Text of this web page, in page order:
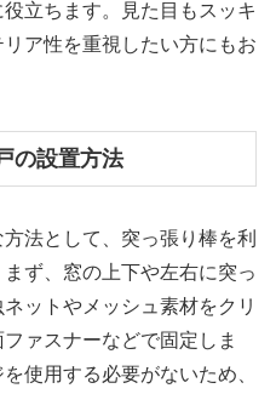
立ちます。見た目もスッキ
ア性を重視したい方にもお
の設置方法
法として、突っ張り棒を利
ず、窓の上下や左右に突っ
ットやメッシュ素材をクリ
ァスナーなどで固定しま
使用する必要がないため、